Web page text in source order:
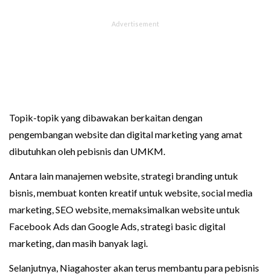
Topik-topik yang dibawakan berkaitan dengan
pengembangan website dan digital marketing yang amat
dibutuhkan oleh pebisnis dan UMKM.
Antara lain manajemen website, strategi branding untuk
bisnis, membuat konten kreatif untuk website, social media
marketing, SEO website, memaksimalkan website untuk
Facebook Ads dan Google Ads, strategi basic digital
marketing, dan masih banyak lagi.
Selanjutnya, Niagahoster akan terus membantu para pebisnis